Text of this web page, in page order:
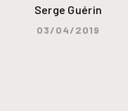
Serge Guérin
03/04/2019